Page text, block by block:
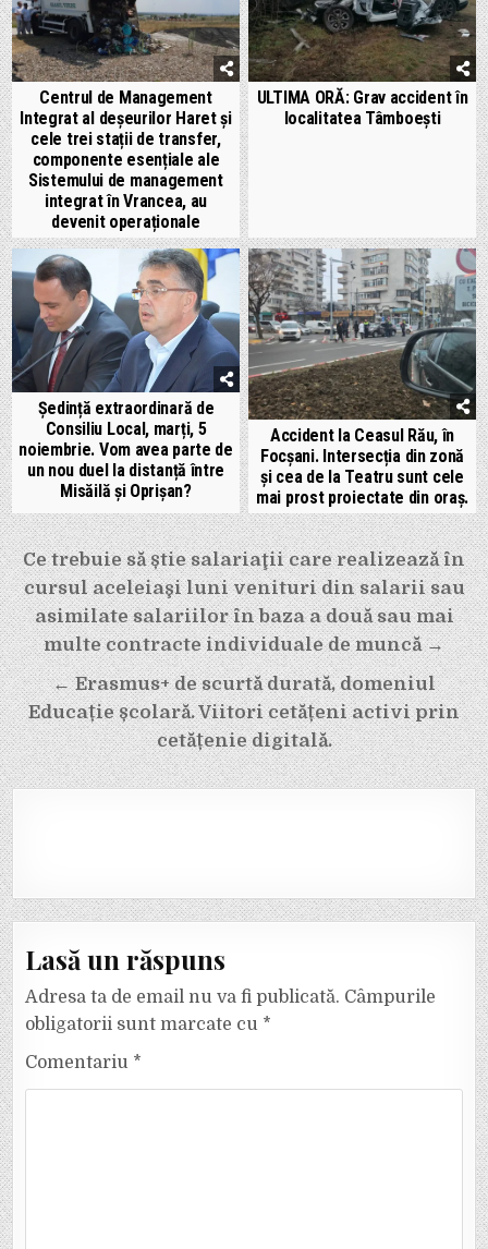
Centrul de Management
Integrat al deșeurilor Haret și
cele trei stații de transfer,
componente esențiale ale
Sistemului de management
integrat în Vrancea, au
devenit operaționale
ULTIMA ORĂ: Grav accident în
localitatea Tâmboești
Ședință extraordinară de
Consiliu Local, marți, 5
noiembrie. Vom avea parte de
un nou duel la distanță între
Misăilă și Oprișan?
Accident la Ceasul Rău, în
Focșani. Intersecția din zonă
și cea de la Teatru sunt cele
mai prost proiectate din oraș.
Navigare
în
articole
Ce trebuie să știe salariaţii care realizează în
cursul aceleiaşi luni venituri din salarii sau
asimilate salariilor în baza a două sau mai
multe contracte individuale de muncă →
← Erasmus+ de scurtă durată, domeniul
Educație școlară. Viitori cetățeni activi prin
cetățenie digitală.
Lasă un răspuns
Adresa ta de email nu va fi publicată. Câmpurile
obligatorii sunt marcate cu *
Comentariu *